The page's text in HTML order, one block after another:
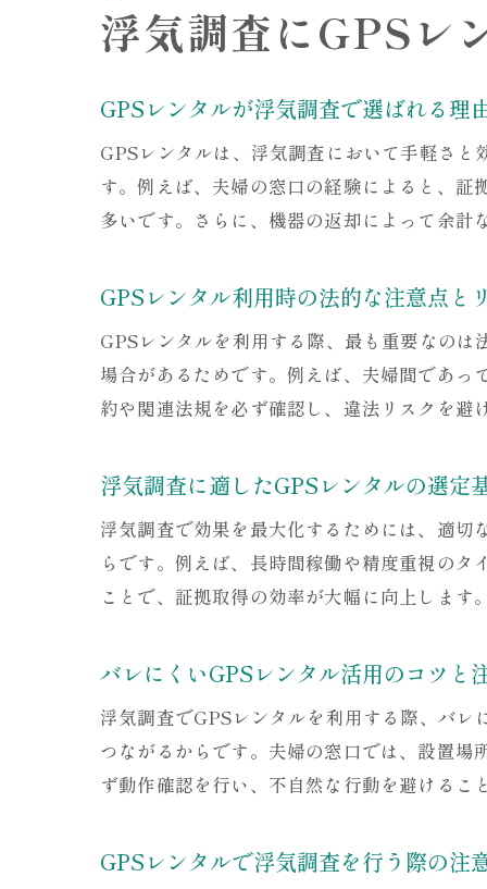
浮気調査にGPSレ
GPSレンタルが浮気調査で選ばれる理
GPSレンタルは、浮気調査において手軽さ
す。例えば、夫婦の窓口の経験によると、
多いです。さらに、機器の返却によって余計
GPSレンタル利用時の法的な注意点と
GPSレンタルを利用する際、最も重要なの
場合があるためです。例えば、夫婦間であ
約や関連法規を必ず確認し、違法リスクを避
浮気調査に適したGPSレンタルの選定
浮気調査で効果を最大化するためには、適
らです。例えば、長時間稼働や精度重視の
ことで、証拠取得の効率が大幅に向上します
バレにくいGPSレンタル活用のコツと
浮気調査でGPSレンタルを利用する際、バ
つながるからです。夫婦の窓口では、設置
ず動作確認を行い、不自然な行動を避けるこ
GPSレンタルで浮気調査を行う際の注